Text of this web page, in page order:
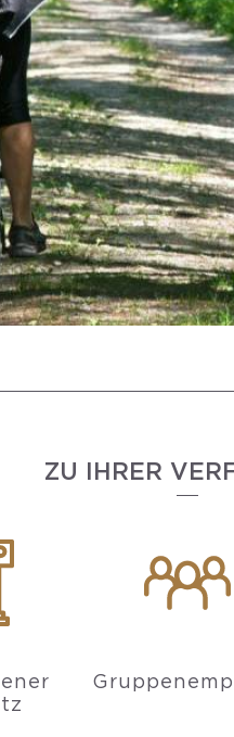
ZU IHRER